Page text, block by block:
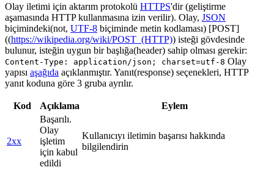
Olay iletimi için aktarım protokolü HTTPS'dir (geliştirme
aşamasında HTTP kullanmasına izin verilir). Olay, JSON
biçimindeki(not, UTF-8 biçiminde metin kodlaması) [POST]
((https://wikipedia.org/wiki/POST_(HTTP)) isteği gövdesinde
bulunur, isteğin uygun bir başlığa(header) sahip olması gerekir:
Content-Type: application/json; charset=utf-8 Olay
yapısı aşağıda açıklanmıştır. Yanıt(response) seçenekleri, HTTP
yanıt koduna göre 3 gruba ayrılır.
Kod Açıklama Eylem
2xx
Başarılı.
Olay
işletim
için kabul
edildi
Kullanıcıyı iletimin başarısı hakkında
bilgilendirin